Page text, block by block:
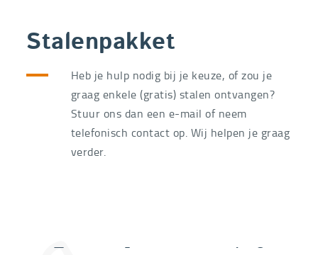
Stalenpakket
Heb je hulp nodig bij je keuze, of zou je
graag enkele (gratis) stalen ontvangen?
Stuur ons dan een e-mail of neem
telefonisch contact op. Wij helpen je graag
verder.